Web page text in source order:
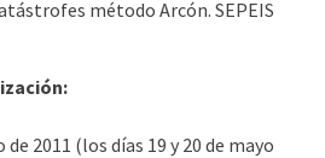
método Arcón. SEPEIS
de 2011 (los días 19 y 20 de mayo